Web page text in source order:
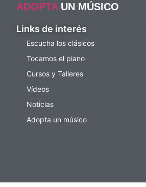
ADOPTA UN MÚSICO
Links de interés
Escucha los clásicos
Tocamos el piano
Cursos y Talleres
Vídeos
Noticias
Adopta un músico